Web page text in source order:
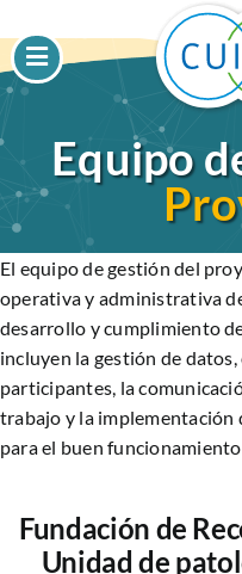
Toggle
Navigation
Inicio
Sobre
Para
Para Pacientes
Intranet
Contacto
Equipo
El equipo de gestión del
operativa y administrativa
desarrollo y cumplimiento
incluyen la gestión de
participantes, la
trabajo y la implementación
para el buen
Fundación de
Unidad de